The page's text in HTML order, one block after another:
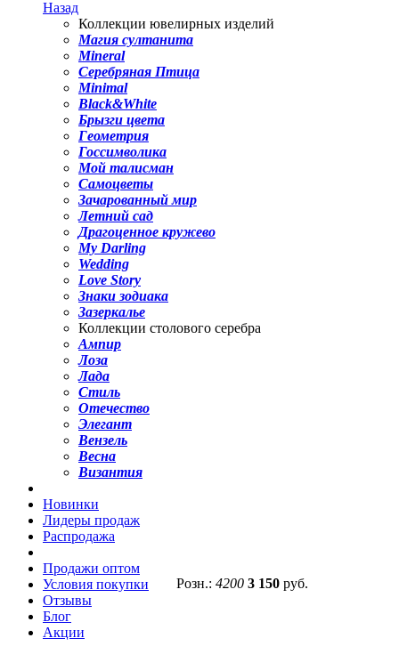
Розн.: 4200 3 150 руб.
Назад
Коллекции ювелирных изделий
Магия султанита
Mineral
Серебряная Птица
Minimal
Black&White
Брызги цвета
Геометрия
Госсимволика
Мой талисман
Самоцветы
Зачарованный мир
Летний сад
Драгоценное кружево
My Darling
Wedding
Love Story
Знаки зодиака
Зазеркалье
Коллекции столового серебра
Ампир
Лоза
Лада
Стиль
Отечество
Элегант
Вензель
Весна
Византия
Новинки
Лидеры продаж
Распродажа
Продажи оптом
Условия покупки
Отзывы
Блог
Акции